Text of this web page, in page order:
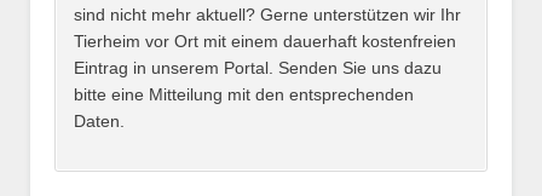
sind nicht mehr aktuell? Gerne unterstützen wir Ihr
Tierheim vor Ort mit einem dauerhaft kostenfreien
Eintrag in unserem Portal. Senden Sie uns dazu
bitte eine Mitteilung mit den entsprechenden
Daten.